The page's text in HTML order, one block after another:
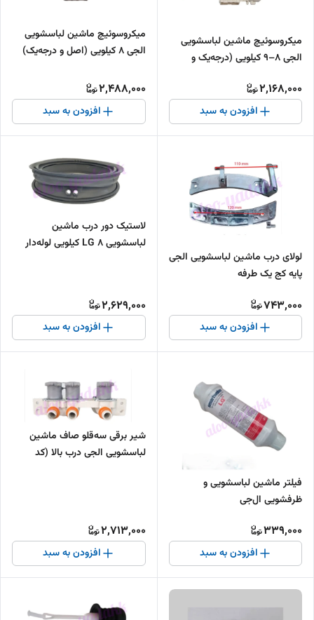
میکروسوئیچ ماشین لباسشویی
الجی 8–9 کیلویی (درجه‌یک و
2,168,000
افزودن به سبد
میکروسوئیچ ماشین لباسشویی
الجی 8 کیلویی (اصل و درجه‌یک)
2,488,000
افزودن به سبد
لولای درب ماشین لباسشویی الجی
پایه کج یک طرفه
743,000
افزودن به سبد
لاستیک دور درب ماشین
لباسشویی LG ۸ کیلویی لوله‌دار
2,629,000
افزودن به سبد
فیلتر ماشین لباسشویی و
ظرفشویی ال‌جی
339,000
افزودن به سبد
شیر برقی سه‌قلو صاف ماشین
لباسشویی الجی درب بالا (کد
2,713,000
افزودن به سبد